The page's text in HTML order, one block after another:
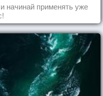
начинай применять уже